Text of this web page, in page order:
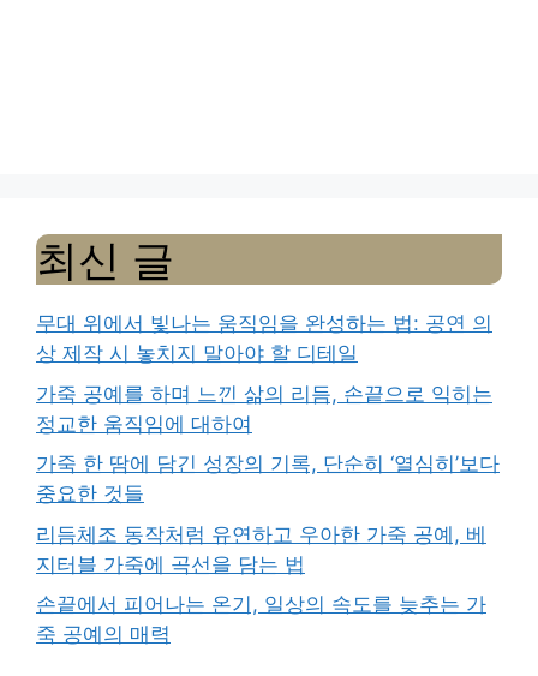
최신 글
무대 위에서 빛나는 움직임을 완성하는 법: 공연 의
상 제작 시 놓치지 말아야 할 디테일
가죽 공예를 하며 느낀 삶의 리듬, 손끝으로 익히는
정교한 움직임에 대하여
가죽 한 땀에 담긴 성장의 기록, 단순히 ‘열심히’보다
중요한 것들
리듬체조 동작처럼 유연하고 우아한 가죽 공예, 베
지터블 가죽에 곡선을 담는 법
손끝에서 피어나는 온기, 일상의 속도를 늦추는 가
죽 공예의 매력